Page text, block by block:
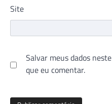
Site
Salvar meus dados
que eu comentar.